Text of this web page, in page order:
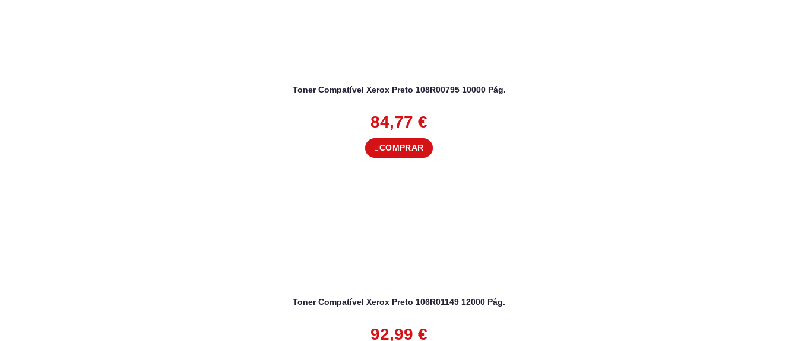
Toner Compatível Xerox Preto 108R00795 10000 Pág.
84,77 €
COMPRAR
Toner Compatível Xerox Preto 106R01149 12000 Pág.
92,99 €